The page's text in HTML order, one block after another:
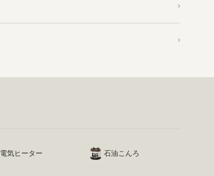
電気ヒーター 石油こんろ